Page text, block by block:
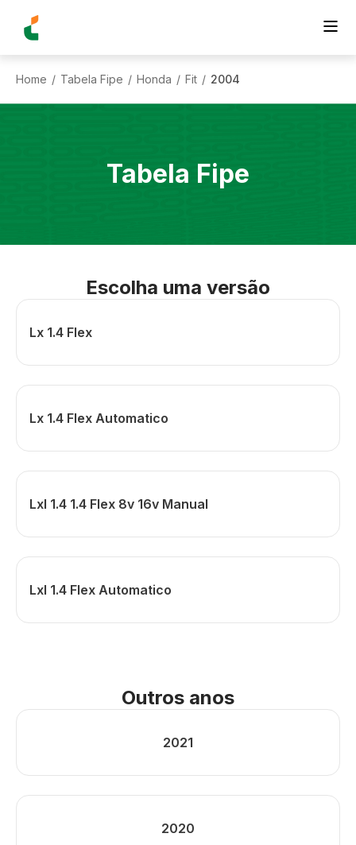
Home / Tabela Fipe / Honda / Fit / 2004
Tabela Fipe
Escolha uma versão
Lx 1.4 Flex
Lx 1.4 Flex Automatico
Lxl 1.4 1.4 Flex 8v 16v Manual
Lxl 1.4 Flex Automatico
Outros anos
2021
2020